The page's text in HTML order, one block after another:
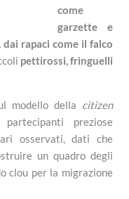
come
garzette e
rapaci come il falco
pettirossi, fringuelli
modello della citizen
preziose
osservati, dati che
un quadro degli
clou per la migrazione